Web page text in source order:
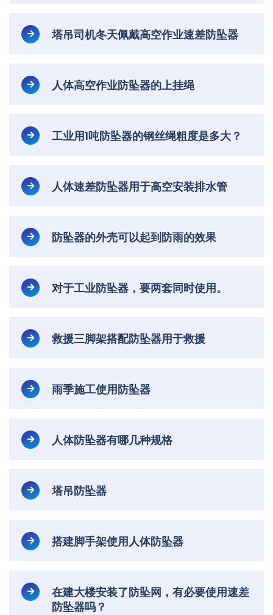
塔吊司机冬天佩戴高空作业速差防坠器
人体高空作业防坠器的上挂绳
工业用1吨防坠器的钢丝绳粗度是多大？
人体速差防坠器用于高空安装排水管
防坠器的外壳可以起到防雨的效果
对于工业防坠器，要两套同时使用。
救援三脚架搭配防坠器用于救援
雨季施工使用防坠器
人体防坠器有哪几种规格
塔吊防坠器
搭建脚手架使用人体防坠器
在建大楼安装了防坠网，有必要使用速差
防坠器吗？